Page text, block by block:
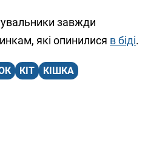
завжди
які опинилися в біді.
КІТ КІШКА